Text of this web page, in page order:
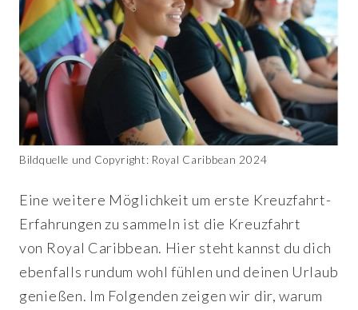
Bildquelle und Copyright: Royal Caribbean 2024
Eine weitere Möglichkeit um erste Kreuzfahrt-
Erfahrungen zu sammeln ist die Kreuzfahrt
von Royal Caribbean. Hier steht kannst du dich
ebenfalls rundum wohl fühlen und deinen Urlaub
genießen. Im Folgenden zeigen wir dir, warum